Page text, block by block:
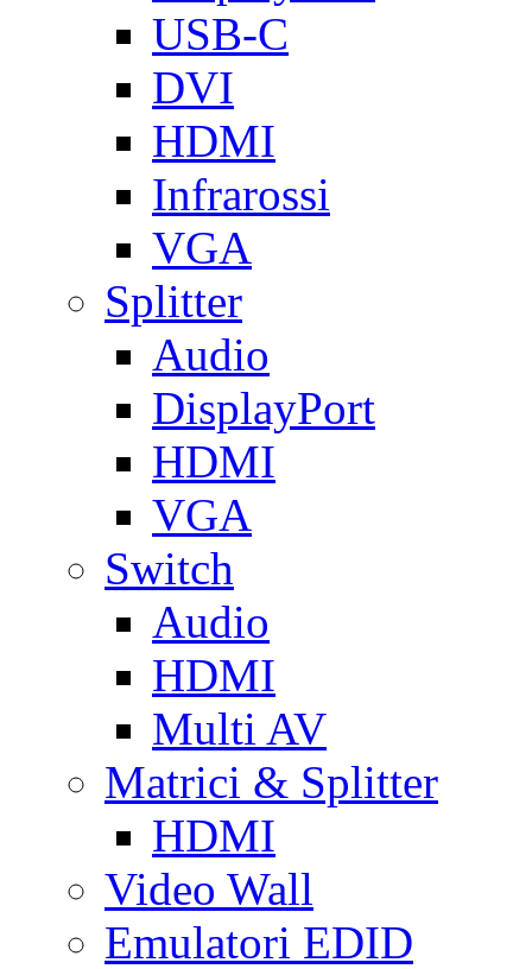
USB-C
DVI
HDMI
Infrarossi
VGA
Splitter
Audio
DisplayPort
HDMI
VGA
Switch
Audio
HDMI
Multi AV
Matrici & Splitter
HDMI
Video Wall
Emulatori EDID